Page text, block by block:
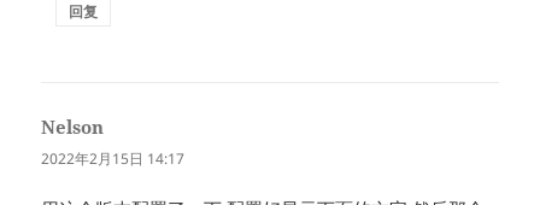
回复
Nelson
道：
2022年2月15日 14:17